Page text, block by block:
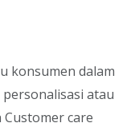
konsumen dalam
atau
care